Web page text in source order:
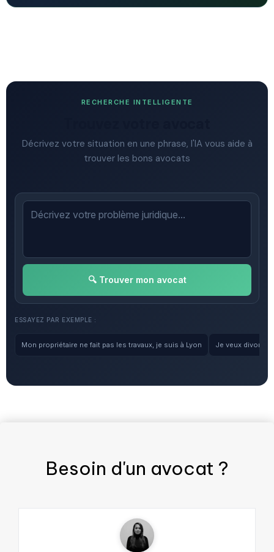
RECHERCHE INTELLIGENTE
Décrivez votre situation en une phrase, l'IA vous aide à
trouver les bons avocats
🔍 Trouver mon avocat
ESSAYEZ PAR EXEMPLE :
Mon propriétaire ne fait pas les travaux, je suis à Lyon Je veux
Besoin d'un avocat ?